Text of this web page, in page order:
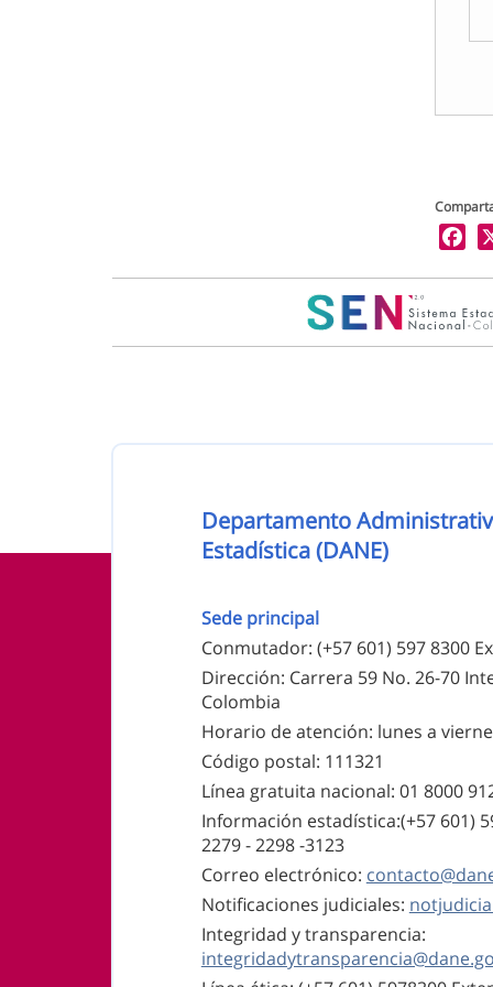
X
Información de pie de página
Nombre de la entidad
Departamento
Estadística (DANE)
Sede principal
Conmutador: (+57 601) 597 8300
Dirección: Carrera 59 No. 26-70
Colombia
Horario de atención: lunes a
Código postal: 111321
Línea gratuita nacional: 01 8000
Información estadística:(+57 601)
2279 - 2298 -3123
Correo electrónico:
Notificaciones judiciales:
Integridad y transparencia: